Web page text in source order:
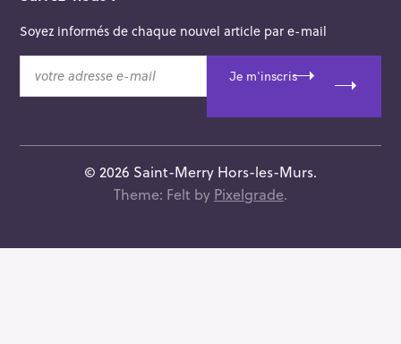
Soyez informés de chaque nouvel article par e-mail
e
Je m'inscris
© 2026 Saint-Merry Hors-les-Murs.
Theme: Felt by Pixelgrade.